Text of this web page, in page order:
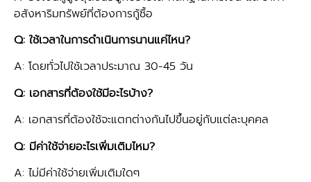
อสังหาริมทรัพย์ที่ต้องการกู้ซื้อ
Q: ใช้เวลาในการดำเนินการนานแค่ไหน?
A: โดยทั่วไปใช้เวลาประมาณ 30-45 วัน
Q: เอกสารที่ต้องใช้มีอะไรบ้าง?
A: เอกสารที่ต้องใช้จะแตกต่างกันไปขึ้นอยู่กับแต่ละบุคคล
Q: มีค่าใช้จ่ายอะไรเพิ่มเติมไหม?
A: ไม่มีค่าใช้จ่ายเพิ่มเติมใดๆ